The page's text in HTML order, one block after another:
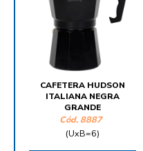
CAFETERA HUDSON
ITALIANA NEGRA
GRANDE
Cód. 8887
(UxB=6)